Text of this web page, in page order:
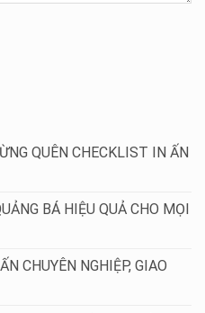
QUÊN CHECKLIST IN ẤN
BÁ HIỆU QUẢ CHO MỌI
CHUYÊN NGHIỆP, GIAO